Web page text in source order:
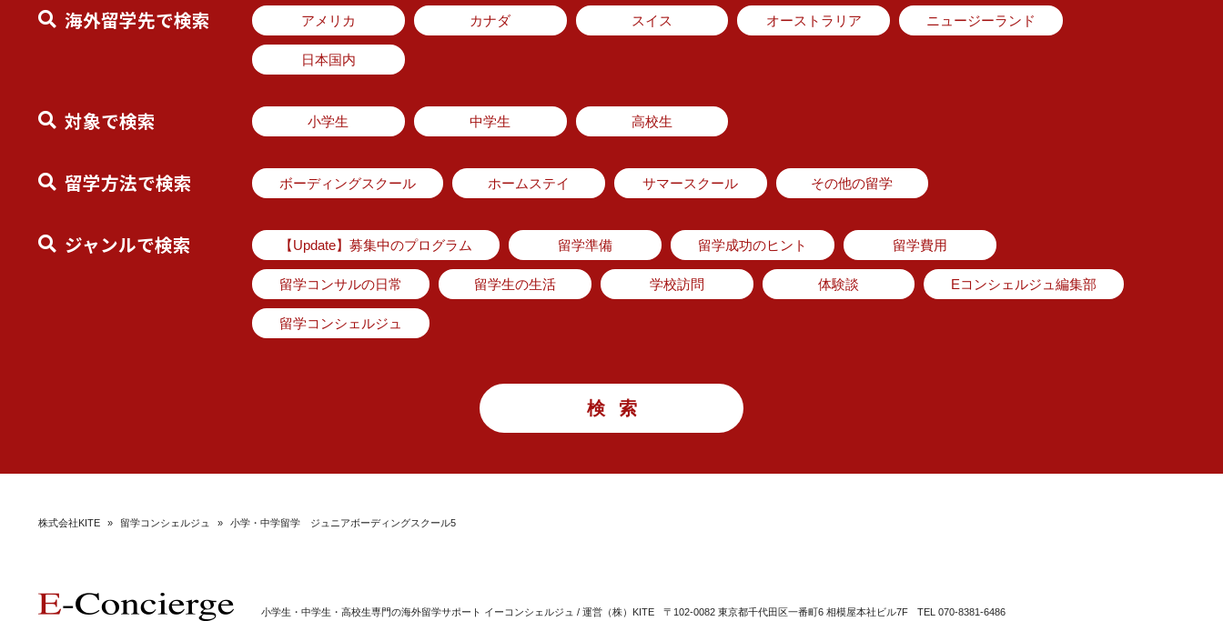
海外留学先で検索
アメリカ カナダ スイス オーストラリア ニュージーランド
日本国内
対象で検索 小学生 中学生 高校生
留学方法で検索 ボーディングスクール ホームステイ サマースクール その他の留学
ジャンルで検索 【Update】募集中のプログラム 留学準備 留学成功のヒント 留学費用
留学コンサルの日常 留学生の生活 学校訪問 体験談 Eコンシェルジュ編集部
留学コンシェルジュ
株式会社KITE » 留学コンシェルジュ » 小学・中学留学 ジュニアボーディングスクール5
小学生・中学生・高校生専門の海外留学サポート イーコンシェルジュ / 運営（株）KITE 〒102-0082 東京都千代田区一番町6 相模屋本社ビル7F TEL 070-8381-6486